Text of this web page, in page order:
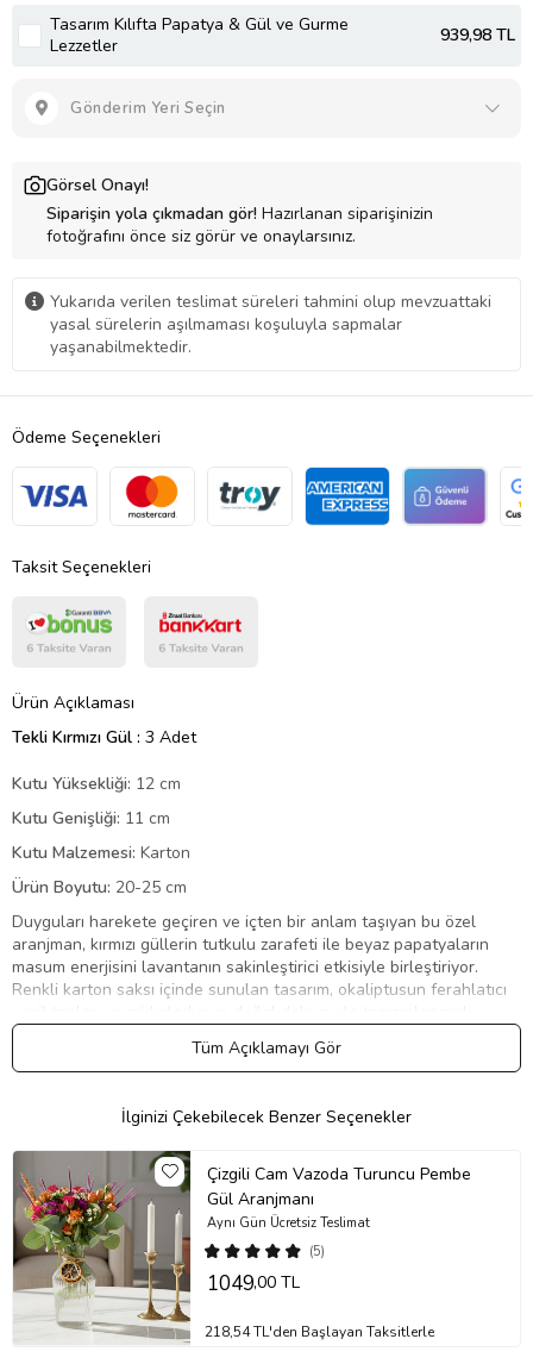
Tasarım Kılıfta Papatya & Gül ve Gurme
Lezzetler
939,98 TL
Gönderim Yeri Seçin
Görsel Onayı!
Siparişin yola çıkmadan gör! Hazırlanan siparişinizin
fotoğrafını önce siz görür ve onaylarsınız.
Yukarıda verilen teslimat süreleri tahmini olup mevzuattaki
yasal sürelerin aşılmaması koşuluyla sapmalar
yaşanabilmektedir.
Ödeme Seçenekleri
Taksit Seçenekleri
Ürün Açıklaması
Tekli Kırmızı Gül : 3 Adet
Kutu Yüksekliği: 12 cm
Kutu Genişliği: 11 cm
Kutu Malzemesi: Karton
Ürün Boyutu: 20-25 cm
Duyguları harekete geçiren ve içten bir anlam taşıyan bu özel
aranjman, kırmızı güllerin tutkulu zarafeti ile beyaz papatyaların
masum enerjisini lavantanın sakinleştirici etkisiyle birleştiriyor.
Renkli karton saksı içinde sunulan tasarım, okaliptusun ferahlatıcı
bulunduğu ortama estetik ve huzur katıyor. Sevgi, minnettarlık ve
içtenliği zarif bir şekilde ifade etmek isteyenler için anlamlı bir
hediye seçeneği sunar. Sipariş sırasında eklenebilen kişisel notlar
hediyenizi daha özel kılar.
Bu aranjman, duygusal ifadeyi çiçeklerin doğal güzelliğiyle
birleştirerek her özel anı anlamlı kılar. Farklı çiçeklerin uyumlu
birleşimi ve estetik sunumu, hediyenizi hem gözlere hem de ruha
hitap eden bir hale getirir. Bakım gerektirmemesi ve çeşitli kullanım
alanlarına uygunluğu, tercih edilme sebeplerini artırır.
Hangi özel günler için uygun?
Sevgililer Günü:Kırmızı güllerin aşkı ve papatyaların masumiyetiyle
Tüm Açıklamayı Gör
İlginizi Çekebilecek Benzer Seçenekler
Çizgili Cam Vazoda Turuncu Pembe
Gül Aranjmanı
(5)
Aynı Gün Ücretsiz Teslimat
1049,00 TL
218,54 TL'den Başlayan Taksitlerle